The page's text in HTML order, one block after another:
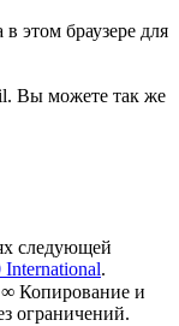
этом браузере для
Вы можете так же
следующей
.
∞ Копирование и
ограничений.